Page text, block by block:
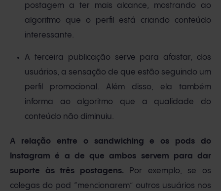
postagem a ter mais alcance, mostrando ao
algoritmo que o perfil está criando conteúdo
interessante.
A terceira publicação serve para afastar, dos
usuários, a sensação de que estão seguindo um
perfil promocional. Além disso, ela também
informa ao algoritmo que a qualidade do
conteúdo não diminuiu.
A relação entre o sandwiching e os pods do
Instagram é a de que ambos servem para dar
suporte às três postagens. Por exemplo, se os
colegas do pod “mencionarem” outros usuários nos